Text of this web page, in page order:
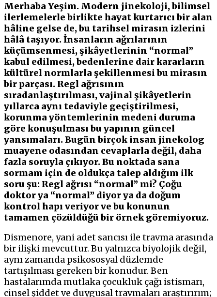
Merhaba Yeşim. Modern jinekoloji, bilimsel
ilerlemelerle birlikte hayat kurtarıcı bir alan
hâline gelse de, bu tarihsel mirasın izlerini
hâlâ taşıyor. İnsanların ağrılarının
küçümsenmesi, şikâyetlerinin “normal”
kabul edilmesi, bedenlerine dair kararların
kültürel normlarla şekillenmesi bu mirasın
bir parçası. Regl ağrısının
sıradanlaştırılması, vajinal şikâyetlerin
yıllarca aynı tedaviyle geçiştirilmesi,
korunma yöntemlerinin medeni duruma
göre konuşulması bu yapının güncel
yansımaları. Bugün birçok insan jinekolog
muayene odasından cevaplarla değil, daha
fazla soruyla çıkıyor. Bu noktada sana
sormam için de oldukça talep aldığım ilk
soru şu: Regl ağrısı “normal” mi? Çoğu
doktor ya “normal” diyor ya da doğum
kontrol hapı veriyor ve bu konunun
tamamen çözüldüğü bir örnek göremiyoruz.
Dismenore, yani adet sancısı ile travma arasında
bir ilişki mevcuttur. Bu yalnızca biyolojik değil,
aynı zamanda psikososyal düzlemde
tartışılması gereken bir konudur. Ben
hastalarımda mutlaka çocukluk çağı istismarı,
cinsel şiddet ve duygusal travmaları araştırırım;